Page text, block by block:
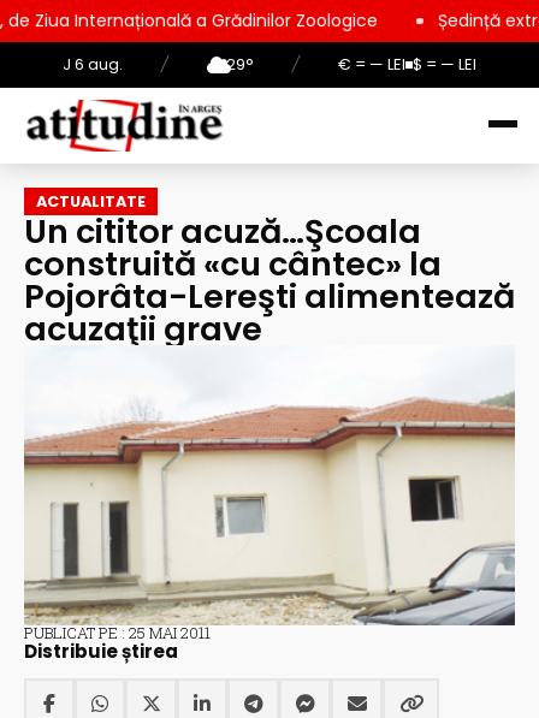
J 6 aug. / 29° / € = — LEI $ = — LEI
a Grădinilor Zoologice Ședință extraordinară la
ACTUALITATE
Un cititor acuză…Şcoala
construită «cu cântec» la
Pojorâta-Lereşti alimentează
acuzaţii grave
PUBLICAT PE : 25 MAI 2011
Distribuie știrea